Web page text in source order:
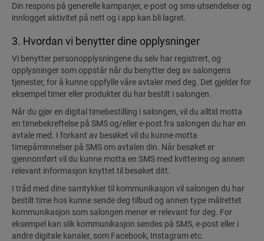
Din respons på generelle kampanjer, e-post og sms-utsendelser og
innlogget aktivitet på nett og i app kan bli lagret.
3. Hvordan vi benytter dine opplysninger
Vi benytter personopplysningene du selv har registrert, og
opplysninger som oppstår når du benytter deg av salongens
tjenester, for å kunne oppfylle våre avtaler med deg. Det gjelder for
eksempel timer eller produkter du har bestilt i salongen.
Når du gjør en digital timebestilling i salongen, vil du alltid motta
en timebekreftelse på SMS og/eller e-post fra salongen du har en
avtale med. I forkant av besøket vil du kunne motta
timepåminnelser på SMS om avtalen din. Når besøket er
gjennomført vil du kunne motta en SMS med kvittering og annen
relevant informasjon knyttet til besøket ditt.
I tråd med dine samtykker til kommunikasjon vil salongen du har
bestilt time hos kunne sende deg tilbud og annen type målrettet
kommunikasjon som salongen mener er relevant for deg. For
eksempel kan slik kommunikasjon sendes på SMS, e-post eller i
andre digitale kanaler, som Facebook, Instagram etc.